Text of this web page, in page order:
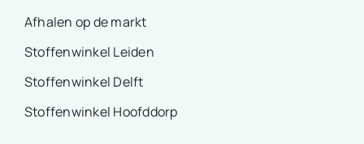
Afhalen op de markt
Stoffenwinkel Leiden
Stoffenwinkel Delft
Stoffenwinkel Hoofddorp